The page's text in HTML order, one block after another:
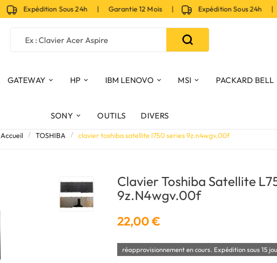
Expédition Sous 24h | Garantie 12 Mois | Expédition Sous 24h |
GATEWAY HP IBM LENOVO MSI PACKARD BELL
SONY OUTILS DIVERS
Accueil TOSHIBA clavier toshiba satellite l750 series 9z.n4wgv.00f
Clavier Toshiba Satellite
9z.n4wgv.00f
22,00 €
réapprovisionnement en cours. Expédition sous 15